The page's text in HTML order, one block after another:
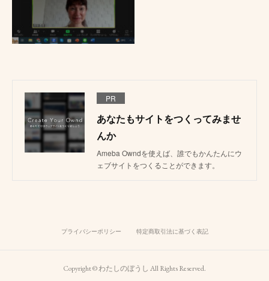
PR
あなたもサイトをつくってみませ
んか
Ameba Owndを使えば、誰でもかんたんにウ
ェブサイトをつくることができます。
プライバシーポリシー 特定商取引法に基づく表記
Copyright © わたしのぼうし All Rights Reserved.